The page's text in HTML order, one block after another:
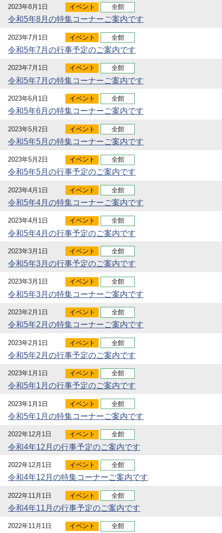
2023年8月1日 イベント 全館
令和5年8月の特集コーナーご案内です
2023年7月1日 イベント 全館
令和5年7月の行事予定のご案内です
2023年7月1日 イベント 全館
令和5年7月の特集コーナーご案内です
2023年6月1日 イベント 全館
令和5年6月の特集コーナーご案内です
2023年5月2日 イベント 全館
令和5年5月の特集コーナーご案内です
2023年5月2日 イベント 全館
令和5年5月の行事予定のご案内です
2023年4月1日 イベント 全館
令和5年4月の特集コーナーご案内です
2023年4月1日 イベント 全館
令和5年4月の行事予定のご案内です
2023年3月1日 イベント 全館
令和5年3月の行事予定のご案内です
2023年3月1日 イベント 全館
令和5年3月の特集コーナーご案内です
2023年2月1日 イベント 全館
令和5年2月の特集コーナーご案内です
2023年2月1日 イベント 全館
令和5年2月の行事予定のご案内です
2023年1月1日 イベント 全館
令和5年1月の行事予定のご案内です
2023年1月1日 イベント 全館
令和5年1月の特集コーナーご案内です
2022年12月1日 イベント 全館
令和4年12月の行事予定のご案内です
2022年12月1日 イベント 全館
令和4年12月の特集コーナーご案内です
2022年11月1日 イベント 全館
令和4年11月の行事予定のご案内です
2022年11月1日 イベント 全館